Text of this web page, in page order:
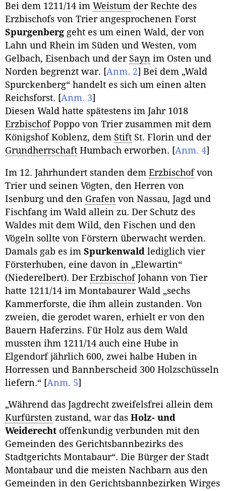
Bei dem 1211/14 im Weistum der Rechte des
Erzbischofs von Trier angesprochenen Forst
Spurgenberg geht es um einen Wald, der von
Lahn und Rhein im Süden und Westen, vom
Gelbach, Eisenbach und der Sayn im Osten und
Norden begrenzt war. [Anm. 2] Bei dem „Wald
Spurckenberg“ handelt es sich um einen alten
Reichsforst. [Anm. 3]
Diesen Wald hatte spätestens im Jahr 1018
ErzbischofPoppo von Trier zusammen mit dem
Königshof Koblenz, dem Stift St. Florin und der
Grundherrschaft Humbach erworben. [Anm. 4]
Im 12. Jahrhundert standen dem Erzbischofvon
Trier und seinen Vögten, den Herren von
Isenburg und den Grafen von Nassau, Jagd und
Fischfang im Wald allein zu. Der Schutz des
Waldes mit dem Wild, den Fischen und den
Vögeln sollte von Förstern überwacht werden.
Damals gab es im Spurkenwald lediglich vier
Försterhuben, eine davon in „Elewartin“
(Niederelbert). Der ErzbischofJohann von Tier
hatte 1211/14 im Montabaurer Wald „sechs
Kammerforste, die ihm allein zustanden. Von
zweien, die gerodet waren, erhielt er von den
Bauern Haferzins. Für Holz aus dem Wald
mussten ihm 1211/14 auch eine Hube in
Elgendorf jährlich 600, zwei halbe Huben in
Horressen und Bannberscheid 300 Holzschüsseln
liefern.“ [Anm. 5]
„Während das Jagdrecht zweifelsfrei allein dem
Kurfürsten zustand, war das Holz- und
Weiderecht offenkundig verbunden mit den
Gemeinden des Gerichtsbannbezirks des
Stadtgerichts Montabaur“. Die Bürger der Stadt
Montabaur und die meisten Nachbarn aus den
Gemeinden in den Gerichtsbannbezirken Wirges